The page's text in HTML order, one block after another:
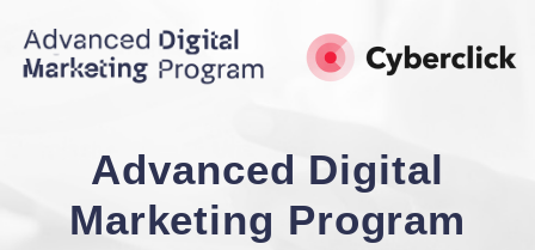
Advanced Digital
Marketing Program